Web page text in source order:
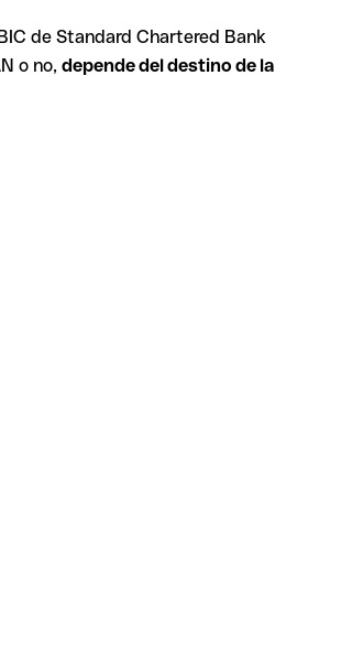
de Standard Chartered Bank
o no, depende del destino de la